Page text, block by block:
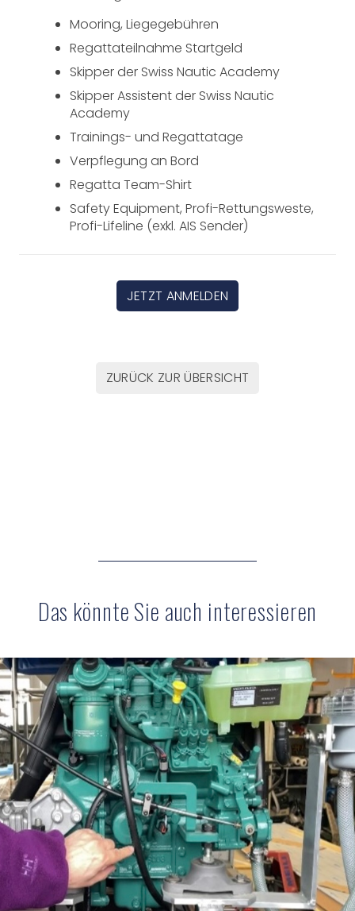
Mooring, Liegegebühren
Regattateilnahme Startgeld
Skipper der Swiss Nautic Academy
Skipper Assistent der Swiss Nautic
Academy
Trainings- und Regattatage
Verpflegung an Bord
Regatta Team-Shirt
Safety Equipment, Profi-Rettungsweste,
Profi-Lifeline (exkl. AIS Sender)
JETZT ANMELDEN
ZURÜCK ZUR ÜBERSICHT
Das könnte Sie auch interessieren